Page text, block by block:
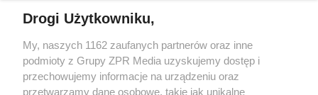
Drogi Użytkowniku,
My, naszych 1162 zaufanych partnerów oraz inne
podmioty z Grupy ZPR Media uzyskujemy dostęp i
przechowujemy informacje na urządzeniu oraz
przetwarzamy dane osobowe, takie jak unikalne